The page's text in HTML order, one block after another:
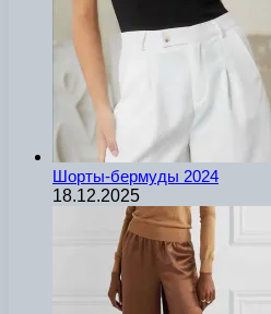
Шорты-бермуды 2024
18.12.2025